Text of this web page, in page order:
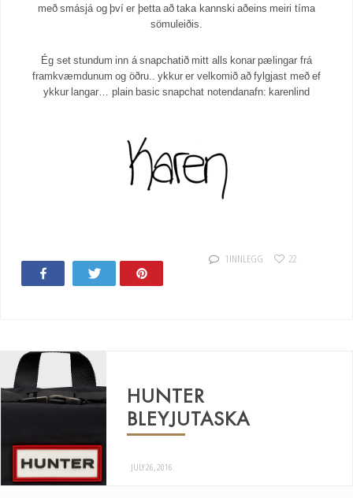
með smásjá og því er þetta að taka kannski aðeins meiri tíma
sömuleiðis.
Ég set stundum inn á snapchatið mitt alls konar pælingar frá
framkvæmdunum og öðru.. ykkur er velkomið að fylgjast með ef
ykkur langar… plain basic snapchat notendanafn: karenlind
Tweet
1 INNLEGG 22
HUNTER
BLEYJUTASKA
JULY 26, 2016